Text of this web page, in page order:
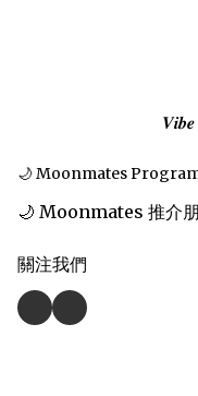
🌙 Moonmates
🌙 Moonmates 推介
關注我們